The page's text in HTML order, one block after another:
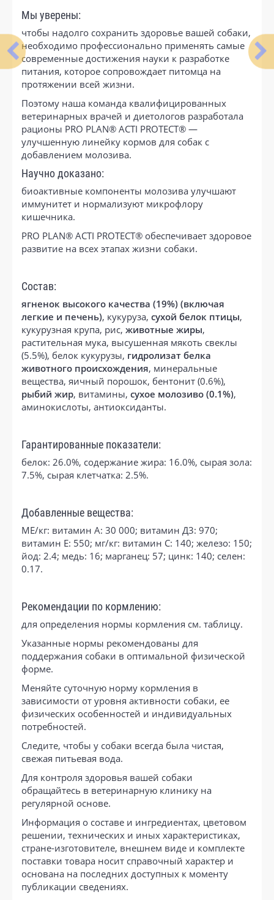
Мы уверены:
чтобы надолго сохранить здоровье вашей собаки,
необходимо профессионально применять самые
современные достижения науки к разработке
питания, которое сопровождает питомца на
протяжении всей жизни.
Поэтому наша команда квалифицированных
ветеринарных врачей и диетологов разработала
рационы PRO PLAN® ACTI PROTECT® —
улучшенную линейку кормов для собак с
добавлением молозива.
Научно доказано:
биоактивные компоненты молозива улучшают
иммунитет и нормализуют микрофлору
кишечника.
PRO PLAN® ACTI PROTECT® обеспечивает здоровое
развитие на всех этапах жизни собаки.
Состав:
ягненок высокого качества (19%) (включая
легкие и печень), кукуруза, сухой белок птицы,
кукурузная крупа, рис, животные жиры,
растительная мука, высушенная мякоть свеклы
(5.5%), белок кукурузы, гидролизат белка
животного происхождения, минеральные
вещества, яичный порошок, бентонит (0.6%),
рыбий жир, витамины, сухое молозиво (0.1%),
аминокислоты, антиоксиданты.
Гарантированные показатели:
белок: 26.0%, содержание жира: 16.0%, сырая зола:
7.5%, сырая клетчатка: 2.5%.
Добавленные вещества:
МЕ/кг: витамин А: 30 000; витамин Д3: 970;
витамин E: 550; мг/кг: витамин C: 140; железо: 150;
йод: 2.4; медь: 16; марганец: 57; цинк: 140; селен:
0.17.
Рекомендации по кормлению:
для определения нормы кормления см. таблицу.
Указанные нормы рекомендованы для
поддержания собаки в оптимальной физической
форме.
Меняйте суточную норму кормления в
зависимости от уровня активности собаки, ее
физических особенностей и индивидуальных
потребностей.
Следите, чтобы у собаки всегда была чистая,
свежая питьевая вода.
Для контроля здоровья вашей собаки
обращайтесь в ветеринарную клинику на
регулярной основе.
Информация о составе и ингредиентах, цветовом
решении, технических и иных характеристиках,
стране-изготовителе, внешнем виде и комплекте
поставки товара носит справочный характер и
основана на последних доступных к моменту
публикации сведениях.